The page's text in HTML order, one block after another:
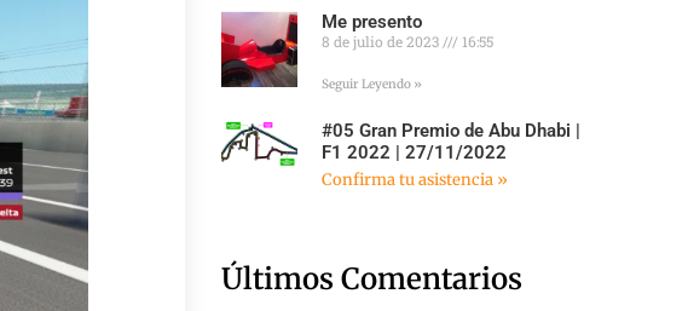
Me presento
8 de julio de 2023 16:55
Seguir Leyendo »
#05 Gran Premio de Abu Dhabi |
F1 2022 | 27/11/2022
Confirma tu asistencia »
Últimos Comentarios